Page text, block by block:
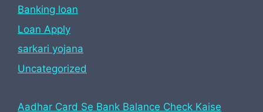
Banking loan
Loan Apply
sarkari yojana
Uncategorized
Aadhar Card Se Bank Balance Check Kaise